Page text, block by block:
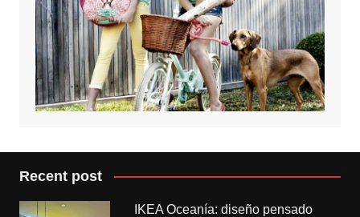
Recent post
IKEA Oceanía: diseño pensado